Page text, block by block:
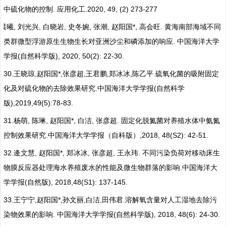
中硫化物的控制
应用化工 2020, 49, (2) 273-277
晨曦 刘光兴 白晓岩 史冬婉 张潮 赵阳国 *, 高会旺 黄海南部海域不同
类群微型浮游原生生物生长对亚洲沙尘和磷添加的响应 中国海洋大学
学报(自然科学版), 2020, 50(2): 22-30.
30. 王晓琼 赵阳国 *, 张彦超 王君鹏 郑冰冰 陈乙平 硫氧化菌的吸附固定
化及对硫化物的去除效果研究 中国海洋大学学报(自然科学
版),2019,49(5):78-83.
31. 杨萌 陈琳 赵阳国 *, 白洁 张彦超
固定化脱氮菌对养殖水体中氨氮
控制效果研究 中国海洋大学学报（自科版） ,2018, 48(S2): 42-51.
32. 逄文慧 赵阳国 *, 郑冰冰 张彦超 王永玮 不同污染负荷对移动床生
物膜反应器处理海水养殖废水的性能及微生物群落的影响 中国海洋大
学学报(自然版), 2018,48(S1): 137-145.
33. 王宁宁 赵阳国 *, 孙文丽 白洁 田伟君 溶解氧含量对人工湿地去除污
染物效果的影响 中国海洋大学学报(自然科学版), 2018, 48(6): 24-30.